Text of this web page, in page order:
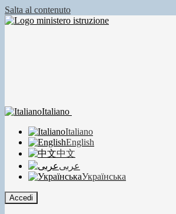
Salta al contenuto
Italiano
Italiano
English
中文
عربى
Українська
Accedi